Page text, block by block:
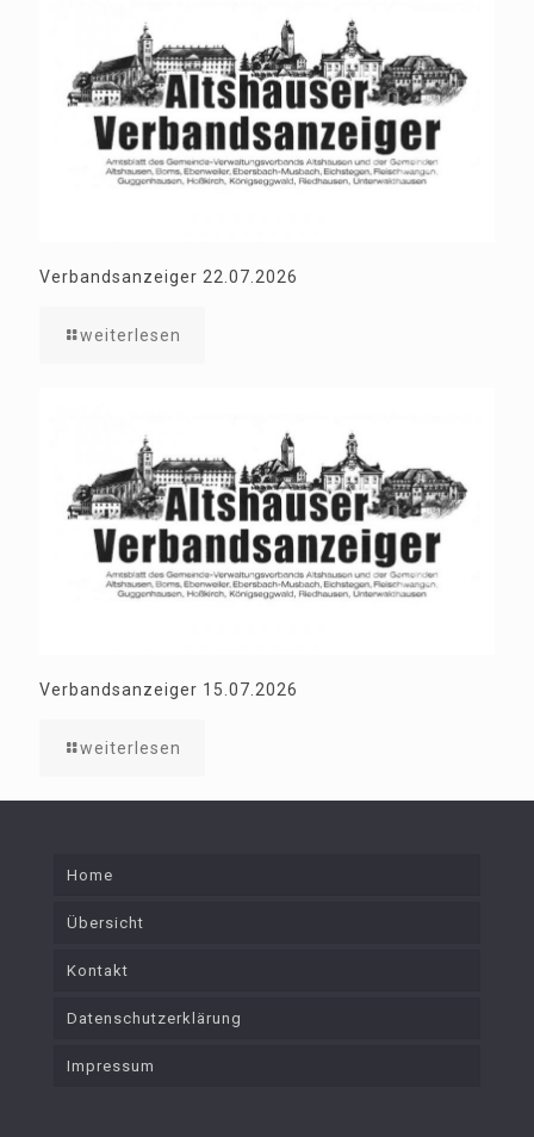
Verbandsanzeiger 22.07.2026
weiterlesen
Verbandsanzeiger 15.07.2026
weiterlesen
Home
Übersicht
Kontakt
Datenschutzerklärung
Impressum